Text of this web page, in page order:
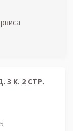
3 К. 2 СТР.